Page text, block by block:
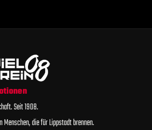
Seit 1908.
Menschen, die für Lippstadt brennen.